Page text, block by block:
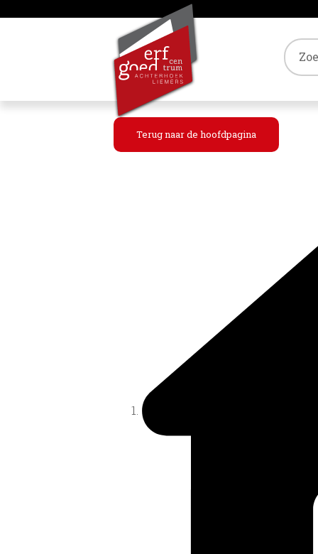
Terug naar de hoofdpagina